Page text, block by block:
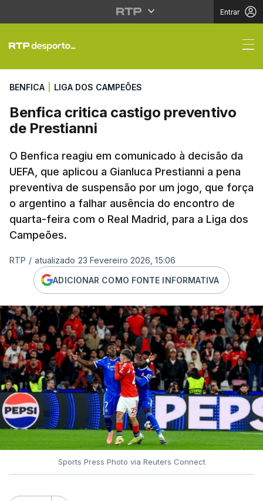
Entrar
Benfica critica
BENFICA LIGA DOS CAMPEÕES
Benfica critica castigo preventivo
de Prestianni
O Benfica reagiu em comunicado à decisão da
UEFA, que aplicou a Gianluca Prestianni a pena
preventiva de suspensão por um jogo, que força
o argentino a falhar ausência do encontro de
quarta-feira com o Real Madrid, para a Liga dos
Campeões.
RTP / atualizado 23 Fevereiro 2026, 15:06
ADICIONAR COMO FONTE INFORMATIVA
Sports Press Photo via Reuters Connect